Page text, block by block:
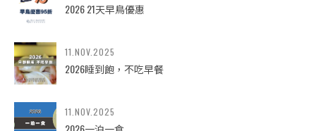
2026 21天早鳥優惠
11.NOV.2025
2026睡到飽，不吃早餐
11.NOV.2025